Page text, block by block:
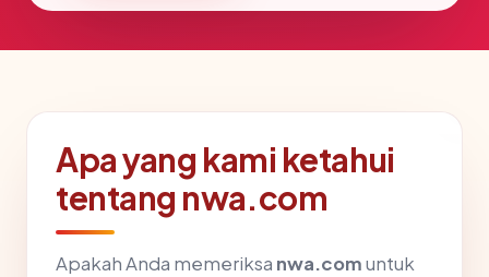
Apa yang kami ketahui
tentang nwa.com
Apakah Anda memeriksa nwa.comuntuk